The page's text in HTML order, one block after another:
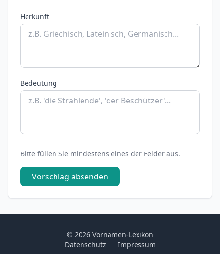
Herkunft
Bedeutung
Bitte füllen Sie mindestens eines der Felder aus.
Vorschlag absenden
© 2026 Vornamen-Lexikon
Datenschutz
Impressum